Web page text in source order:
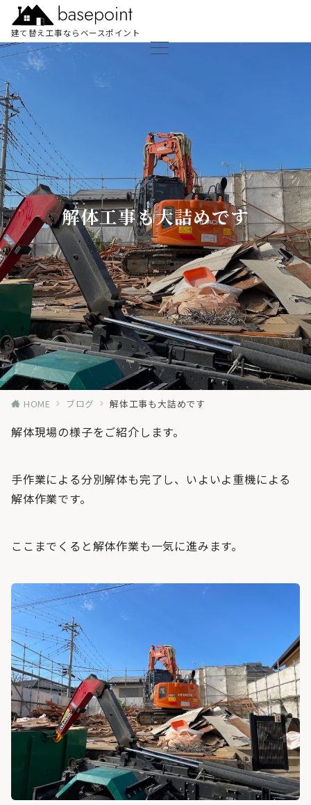
建て替え工事ならベースポイント
解体工事も大詰めです
HOME ブログ 解体工事も大詰めです
解体現場の様子をご紹介します。
手作業による分別解体も完了し、いよいよ重機による
解体作業です。
ここまでくると解体作業も一気に進みます。